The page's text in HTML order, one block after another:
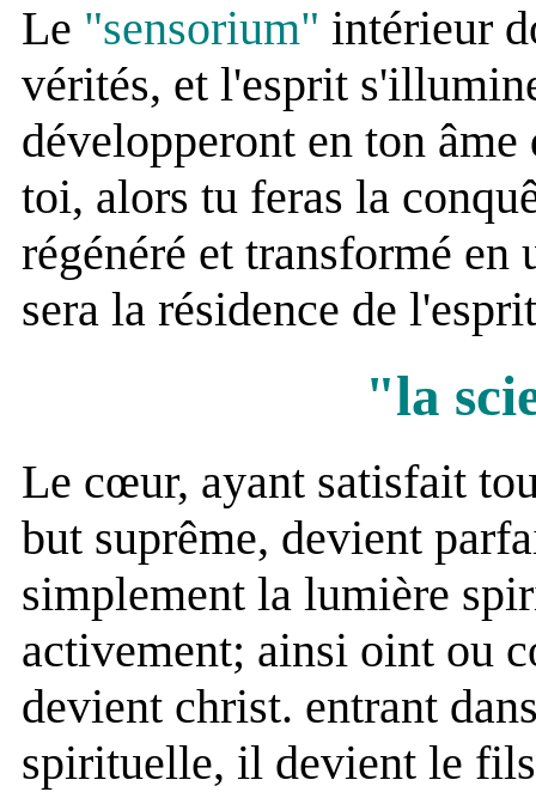
Le "sensorium" intérieur
vérités, et l'esprit
développeront en ton
toi, alors tu feras la
régénéré et transformé
sera la résidence de
"la
Le cœur, ayant satisfait
but suprême, devient
simplement la lumière
activement; ainsi oint ou
devient christ. entrant
spirituelle, il devient le